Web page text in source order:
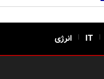
|
IT
| انرژی